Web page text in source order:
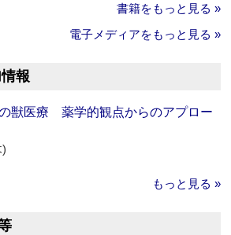
書籍をもっと見る »
電子メディアをもっと見る »
報
の獣医療 薬学的観点からのアプロー
もっと見る »